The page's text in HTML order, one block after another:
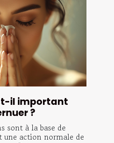
il important
?
sont à la base de
une action normale de